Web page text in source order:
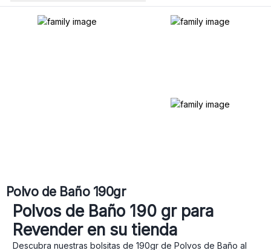
Polvo de Baño 190gr
Polvos de Baño 190 gr para
Revender en su tienda
Descubra nuestras bolsitas de 190gr de Polvos de Baño al